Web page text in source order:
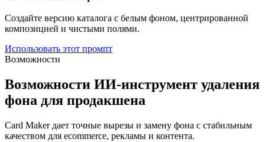
Создайте версию каталога с белым фоном, центрированной
композицией и чистыми полями.
Использовать этот промпт
Возможности
Возможности ИИ-инструмент удаления
фона для продакшена
Card Maker дает точные вырезы и замену фона с стабильным
качеством для ecommerce, рекламы и контента.